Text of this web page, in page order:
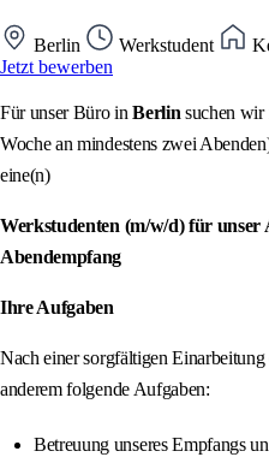
Berlin Werkstudent
Jetzt bewerben
Für unser Büro inBerlin suchen wir
Woche an mindestens zwei
eine(n)
Werkstudenten (m/w/d) für unser
Abendempfang
Ihre Aufgaben
Nach einer sorgfältigen
anderem folgende Aufgaben:
Betreuung unseres Empfangs